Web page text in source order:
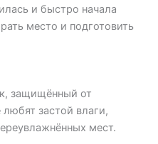
и быстро начала
место и подготовить
защищённый от
застой влаги,
мест.